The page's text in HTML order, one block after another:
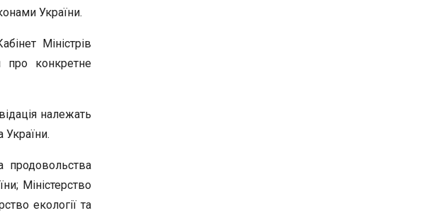
України.
Міністрів
про конкретне
належать
України.
продовольства
Міністерство
екології та